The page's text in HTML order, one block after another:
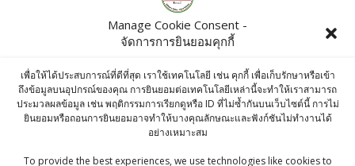
Manage Cookie Consent -
จัดการการยินยอมคุกกี้
เพื่อให้ได้ประสบการณ์ที่ดีที่สุด เราใช้เทคโนโลยี เช่น คุกกี้ เพื่อเก็บรักษาหรือเข้า
ถึงข้อมูลบนอุปกรณ์ของคุณ การยินยอมต่อเทคโนโลยีเหล่านี้จะทำให้เราสามารถ
ประมวลผลข้อมูล เช่น พฤติกรรมการเรียกดูหรือ ID ที่ไม่ซ้ำกันบนเว็บไซต์นี้ การไม่
ยินยอมหรือถอนการยินยอมอาจทำให้บางคุณลักษณะและฟังก์ชันไม่ทำงานได้
อย่างเหมาะสม
To provide the best experiences, we use technologies like cookies to
Christmas Tree Ornament Gold Finish
Made with MDF 9cm Available in 23 Option
฿ 120.00Original
price
was:
฿120.00.
฿100.00Current
price
฿100.00.
Blue Diamond Almonds Roasted and